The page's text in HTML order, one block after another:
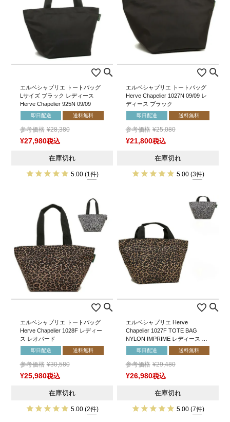
エルベシャプリエ トートバッグ
Lサイズ ブラック レディース
Herve Chapelier 925N 09/09
即日配送 送料無料
参考価格 ¥28,380
¥27,980税込
在庫切れ
5.00 (1件)
エルベシャプリエ トートバッグ
Herve Chapelier 1027N 09/09 レ
ディース ブラック
即日配送 送料無料
参考価格 ¥25,080
¥21,800税込
在庫切れ
5.00 (3件)
エルベシャプリエ トートバッグ
Herve Chapelier 1028F レディー
ス レオパード
即日配送 送料無料
参考価格 ¥30,580
¥25,980税込
在庫切れ
5.00 (2件)
エルベシャプリエ Herve
Chapelier 1027F TOTE BAG
NYLON IMPRIME レディース …
即日配送 送料無料
参考価格 ¥29,480
¥26,980税込
在庫切れ
5.00 (7件)